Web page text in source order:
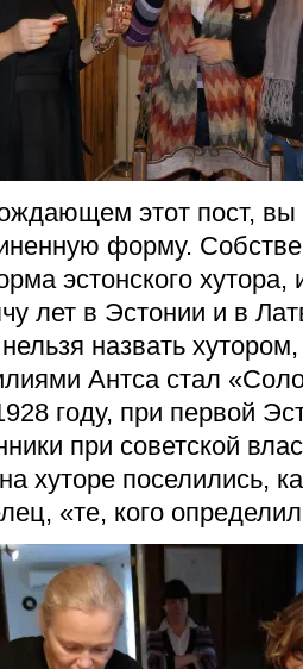
этот пост, вы
форму.
эстонского хутора,
лет в Эстонии и в
назвать
Антса стал
году, при первой
при советской
хуторе поселились,
«те, кого